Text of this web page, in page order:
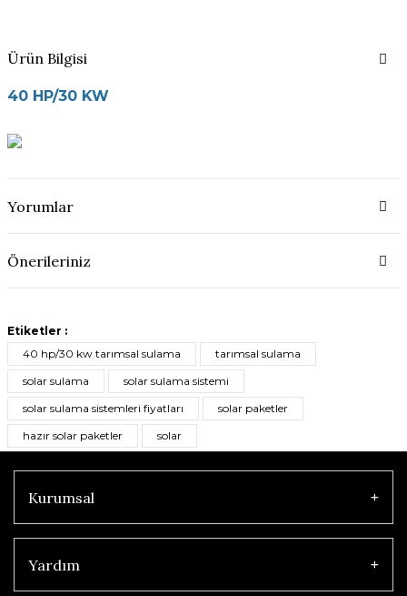
Ürün Bilgisi
40 HP/30 KW
Yorumlar
Önerileriniz
Etiketler :
40 hp/30 kw tarımsal sulama
tarımsal sulama
solar sulama
solar sulama sistemi
solar sulama sistemleri fiyatları
solar paketler
hazır solar paketler
solar
Kurumsal
Yardım